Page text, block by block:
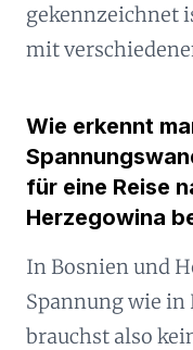
gekennzeichnet
mit
Wie erkennt
für eine Reise
Herzegowina
In Bosnien und
Spannung wie in
brauchst also